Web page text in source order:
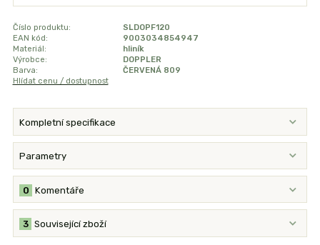
Číslo produktu:
SLDOPF120
EAN kód:
9003034854947
Materiál:
hliník
Výrobce:
DOPPLER
Barva:
ČERVENÁ 809
Hlídat cenu / dostupnost
Kompletní specifikace
Parametry
Komentáře
0
Související zboží
3